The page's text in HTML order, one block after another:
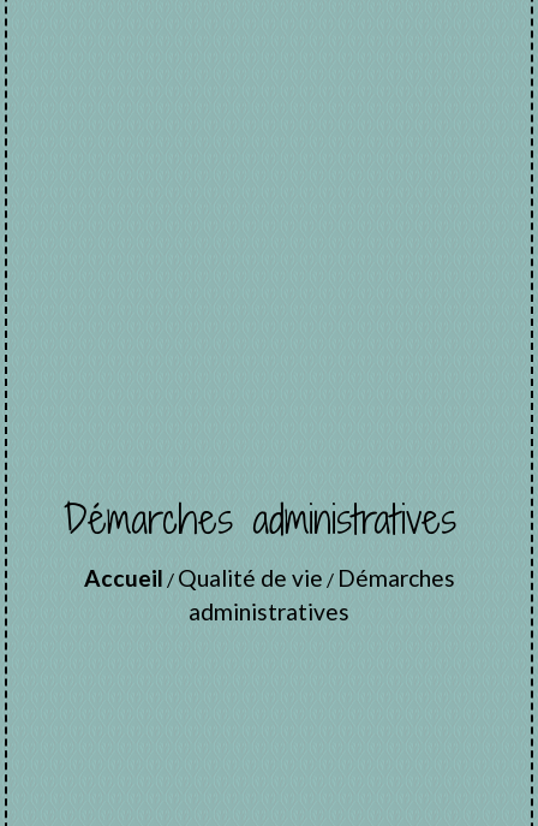
Démarches administratives
Accueil / Qualité de vie / Démarches
administratives